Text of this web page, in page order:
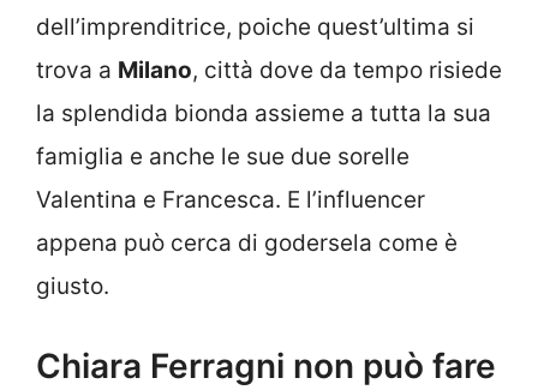
dell’imprenditrice, poiche quest’ultima si
trova a Milano, città dove da tempo risiede
la splendida bionda assieme a tutta la sua
famiglia e anche le sue due sorelle
Valentina e Francesca. E l’influencer
appena può cerca di godersela come è
giusto.
Chiara Ferragni non può fare